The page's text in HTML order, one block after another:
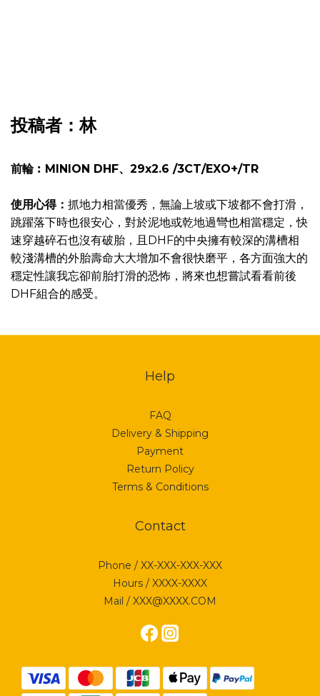
投稿者：林
前輪︰MINION DHF、29x2.6 /3CT/EXO+/TR
使用心得： 抓地力相當優秀，無論上坡或下坡都不會打滑，
跳躍落下時也很安心，對於泥地或乾地過彎也相當穩定，快
速穿越碎石也沒有破胎，且DHF的中央擁有較深的溝槽相
較淺溝槽的外胎壽命大大增加不會很快磨平，各方面強大的
穩定性讓我忘卻前胎打滑的恐怖，將來也想嘗試看看前後
DHF組合的感受。
Help
FAQ
Delivery & Shipping
Payment
Return Policy
Terms & Conditions
Contact
Phone / XX-XXX-XXX-XXX
Hours / XXXX-XXXX
Mail / XXX@XXXX.COM